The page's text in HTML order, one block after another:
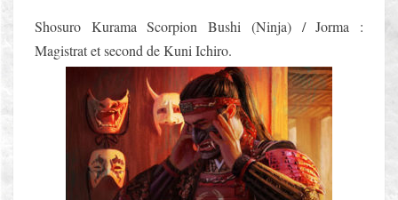
A
T
U
R
E
Shosuro Kurama Scorpion Bushi (Ninja) / Jorma :
Magistrat et second de Kuni Ichiro.